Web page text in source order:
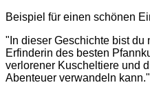
Beispiel für einen schönen
"In dieser Geschichte bist du
Erfinderin des besten
verlorener Kuscheltiere und
Abenteuer verwandeln kann."